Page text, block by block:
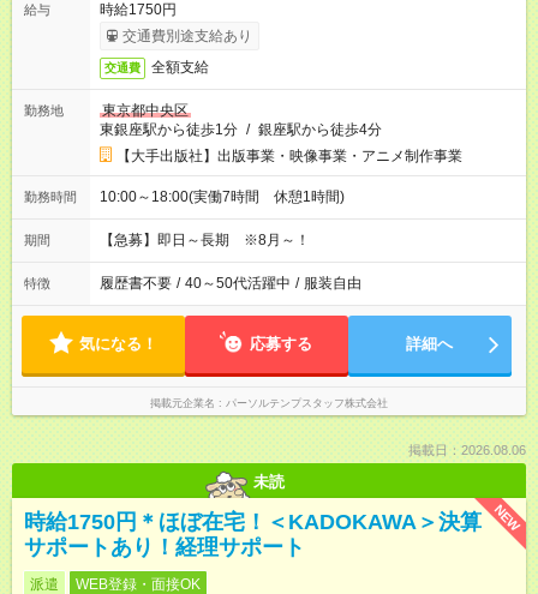
給与
時給1750円
交通費別途支給あり
交通費 全額支給
勤務地
東京都中央区
東銀座駅から徒歩1分 / 銀座駅から徒歩4分
【大手出版社】出版事業・映像事業・アニメ制作事業
勤務時間 10:00～18:00(実働7時間 休憩1時間)
期間 【急募】即日～長期 ※8月～！
特徴 履歴書不要 / 40～50代活躍中 / 服装自由
気になる！ 応募する 詳細へ
掲載元企業名 パーソルテンプスタッフ株式会社
掲載日：2026.08.06
未読
NEW
時給1750円＊ほぼ在宅！＜KADOKAWA＞決算
サポートあり！経理サポート
派遣 WEB登録・面接OK